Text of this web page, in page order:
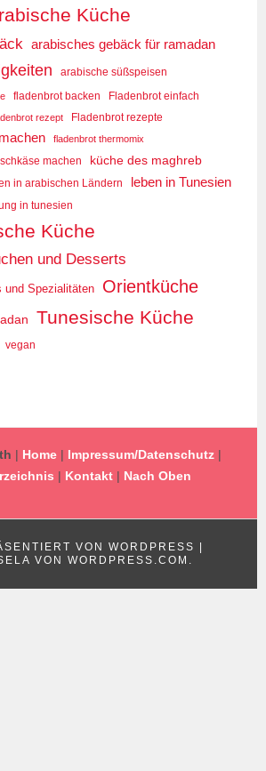
Küche
arabisches gebäck für ramadan
arabische süßspeisen
fladenbrot backen
Fladenbrot einfach
rezept Fladenbrot rezepte
fladenbrot thermomix
machen küche des maghreb
in arabischen Ländern leben in Tunesien
in tunesien
Küche
und Desserts
und Spezialitäten Orientküche
Tunesische Küche
vegan
| Home | Impressum/Datenschutz |
| Kontakt| Nach Oben
VON WORDPRESS
VON WORDPRESS.COM .